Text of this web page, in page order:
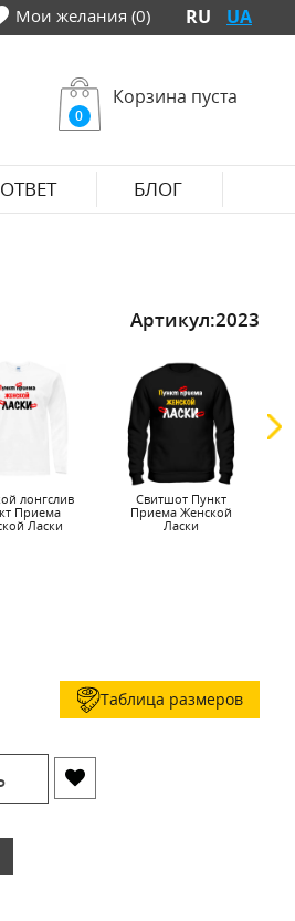
Мои желания (0) RU UA
0
Корзина пуста
БЛОГ
Артикул:2023
лонгслив
Приема
Ласки
Свитшот Пункт
Приема Женской
Ласки
Таблица размеров